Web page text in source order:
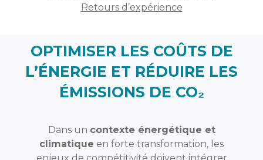
Retours d’expérience
OPTIMISER LES COÛTS DE
L’ÉNERGIE ET RÉDUIRE LES
ÉMISSIONS DE CO₂
Dans un contexte énergétique et
climatique en forte transformation, les